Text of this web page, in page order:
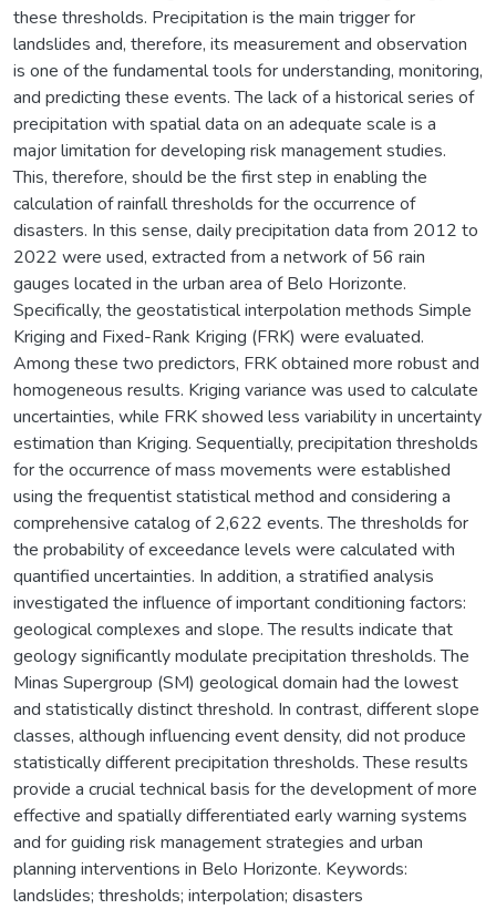
these thresholds. Precipitation is the main trigger for
landslides and, therefore, its measurement and observation
is one of the fundamental tools for understanding, monitoring,
and predicting these events. The lack of a historical series of
precipitation with spatial data on an adequate scale is a
major limitation for developing risk management studies.
This, therefore, should be the first step in enabling the
calculation of rainfall thresholds for the occurrence of
disasters. In this sense, daily precipitation data from 2012 to
2022 were used, extracted from a network of 56 rain
gauges located in the urban area of Belo Horizonte.
Specifically, the geostatistical interpolation methods Simple
Kriging and Fixed-Rank Kriging (FRK) were evaluated.
Among these two predictors, FRK obtained more robust and
homogeneous results. Kriging variance was used to calculate
uncertainties, while FRK showed less variability in uncertainty
estimation than Kriging. Sequentially, precipitation thresholds
for the occurrence of mass movements were established
using the frequentist statistical method and considering a
comprehensive catalog of 2,622 events. The thresholds for
the probability of exceedance levels were calculated with
quantified uncertainties. In addition, a stratified analysis
investigated the influence of important conditioning factors:
geological complexes and slope. The results indicate that
geology significantly modulate precipitation thresholds. The
Minas Supergroup (SM) geological domain had the lowest
and statistically distinct threshold. In contrast, different slope
classes, although influencing event density, did not produce
statistically different precipitation thresholds. These results
provide a crucial technical basis for the development of more
effective and spatially differentiated early warning systems
and for guiding risk management strategies and urban
planning interventions in Belo Horizonte. Keywords:
landslides; thresholds; interpolation; disasters